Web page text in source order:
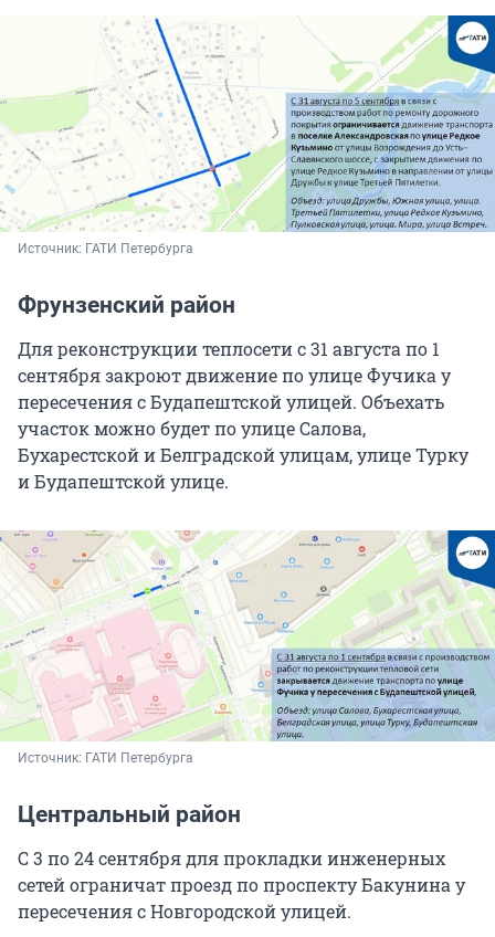
Источник: ГАТИ Петербурга
Фрунзенский район
Для реконструкции теплосети с 31 августа по 1
сентября закроют движение по улице Фучика у
пересечения с Будапештской улицей. Объехать
участок можно будет по улице Салова,
Бухарестской и Белградской улицам, улице Турку
и Будапештской улице.
Источник: ГАТИ Петербурга
Центральный район
С 3 по 24 сентября для прокладки инженерных
сетей ограничат проезд по проспекту Бакунина у
пересечения с Новгородской улицей.